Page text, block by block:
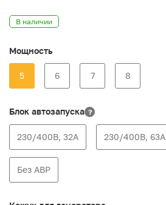
В наличии
Мощность
5 6 7 8
Блок автозапуска ?
230/400В, 32А 230/400В, 63А
Без АВР